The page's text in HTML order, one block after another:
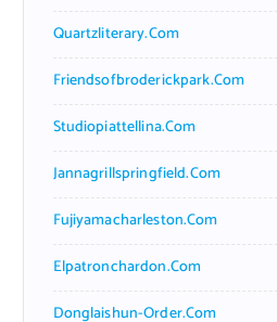
Quartzliterary.com
Friendsofbroderickpark.com
Studiopiattellina.com
Jannagrillspringfield.com
Fujiyamacharleston.com
Elpatronchardon.com
Donglaishun-Order.com